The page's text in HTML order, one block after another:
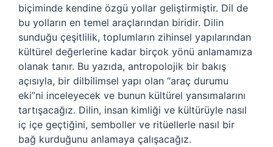
biçiminde kendine özgü yollar geliştirmiştir. Dil de
bu yolların en temel araçlarından biridir. Dilin
sunduğu çeşitlilik, toplumların zihinsel yapılarından
kültürel değerlerine kadar birçok yönü anlamamıza
olanak tanır. Bu yazıda, antropolojik bir bakış
açısıyla, bir dilbilimsel yapı olan “araç durumu
eki”ni inceleyecek ve bunun kültürel yansımalarını
tartışacağız. Dilin, insan kimliği ve kültürüyle nasıl
iç içe geçtiğini, semboller ve ritüellerle nasıl bir
bağ kurduğunu anlamaya çalışacağız.